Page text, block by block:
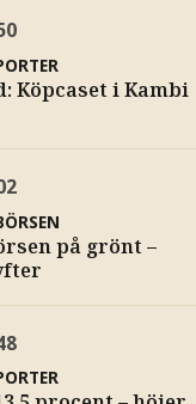
Köpcaset i Kambi
på grönt –